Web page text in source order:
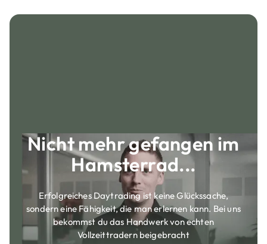
Nicht mehr gefangen im
Hamsterrad...
Erfolgreiches Daytrading ist keine Glückssache,
sondern eine Fähigkeit, die man erlernen kann. Bei uns
bekommst du das Handwerk von echten
Vollzeittradern beigebracht